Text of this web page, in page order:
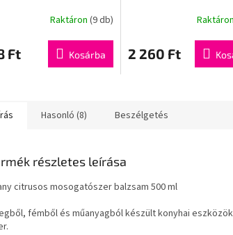
Raktáron (9 db)
Ft Kosárba
Raktáron
2 260 Ft
Hasonló (8) Beszélgetés
részletes leírása
citrusos mosogatószer balzsam 500 ml
fémből és műanyagból készült konyhai